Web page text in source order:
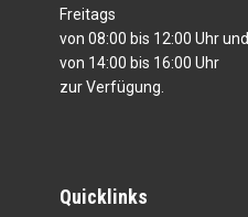
Freitags
von 08:00 bis 12:00 Uhr und
von 14:00 bis 16:00 Uhr
zur Verfügung.
Quicklinks